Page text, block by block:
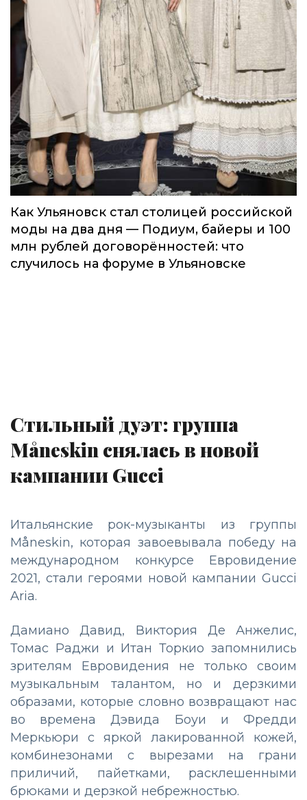
Как Ульяновск стал столицей российской
моды на два дня — Подиум, байеры и 100
млн рублей договорённостей: что
случилось на форуме в Ульяновске
Стильный дуэт: группа
Måneskin снялась в новой
кампании Gucci
Итальянские рок-музыканты из группы
Måneskin, которая завоевывала победу на
международном конкурсе Евровидение
2021, стали героями новой кампании Gucci
Aria.
Дамиано Давид, Виктория Де Анжелис,
Томас Раджи и Итан Торкио запомнились
зрителям Евровидения не только своим
музыкальным талантом, но и дерзкими
образами, которые словно возвращают нас
во времена Дэвида Боуи и Фредди
Меркьюри с яркой лакированной кожей,
комбинезонами с вырезами на грани
приличий, пайетками, расклешенными
брюками и дерзкой небрежностью.